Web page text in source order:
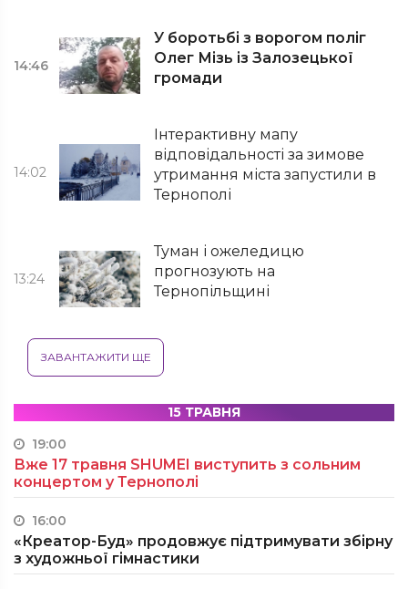
14:46
У боротьбі з ворогом поліг
Олег Мізь із Залозецької
громади
14:02
Інтерактивну мапу
відповідальності за зимове
утримання міста запустили в
Тернополі
13:24
Туман і ожеледицю
прогнозують на
Тернопільщині
ЗАВАНТАЖИТИ ЩЕ
15 ТРАВНЯ
19:00
Вже 17 травня SHUMEI виступить з сольним
концертом у Тернополі
16:00
«Креатор-Буд» продовжує підтримувати збірну
з художньої гімнастики